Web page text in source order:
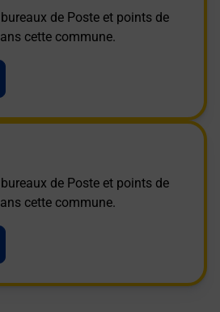
de Poste et points de
cette commune.
de Poste et points de
cette commune.